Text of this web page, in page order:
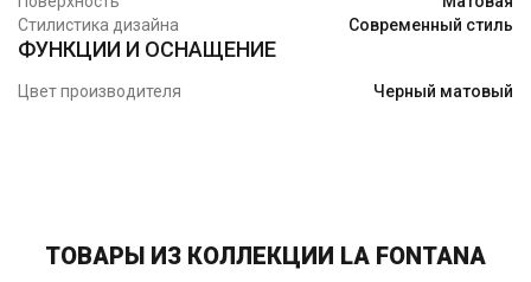
Стилистика дизайна
Современный стиль
ФУНКЦИИ И ОСНАЩЕНИЕ
Цвет производителя Черный матовый
ТОВАРЫ ИЗ КОЛЛЕКЦИИ LA FONTANA